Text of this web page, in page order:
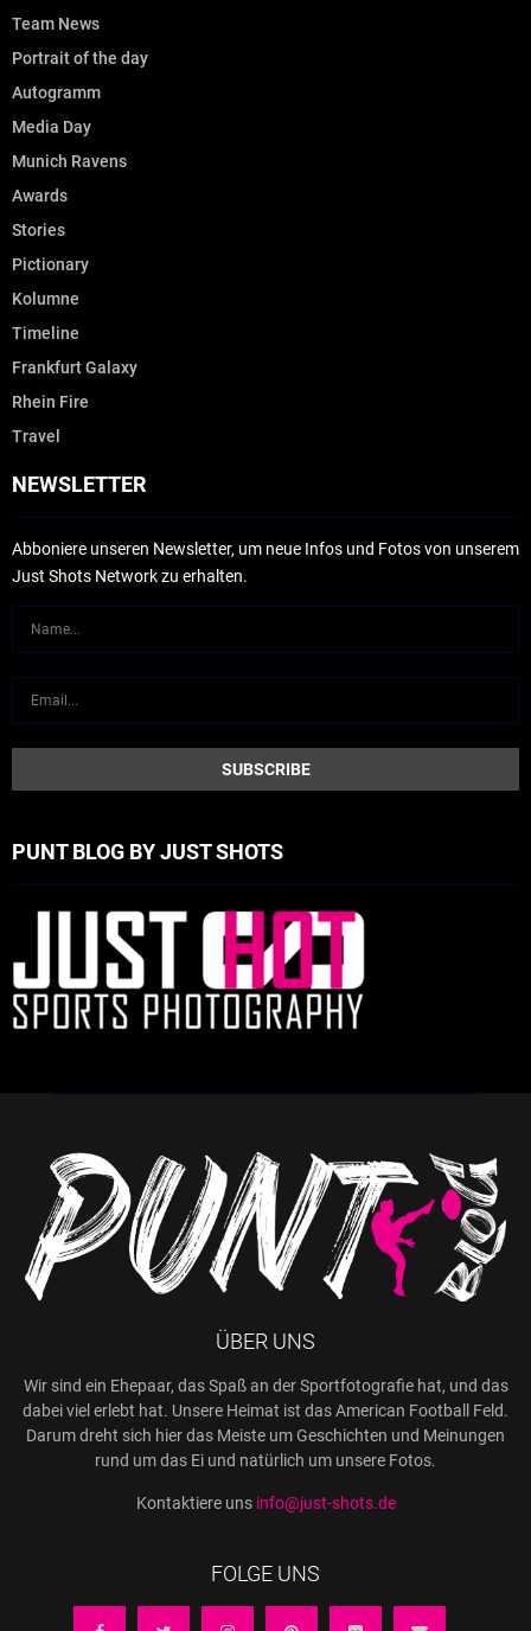
Team News
Portrait of the day
Autogramm
Media Day
Munich Ravens
Awards
Stories
Pictionary
Kolumne
Timeline
Frankfurt Galaxy
Rhein Fire
Travel
NEWSLETTER
Abboniere unseren Newsletter, um neue Infos und Fotos von unserem
Just Shots Network zu erhalten.
PUNT BLOG BY JUST SHOTS
ÜBER UNS
Wir sind ein Ehepaar, das Spaß an der Sportfotografie hat, und das
dabei viel erlebt hat. Unsere Heimat ist das American Football Feld.
Darum dreht sich hier das Meiste um Geschichten und Meinungen
rund um das Ei und natürlich um unsere Fotos.
Kontaktiere uns info@just-shots.de
FOLGE UNS